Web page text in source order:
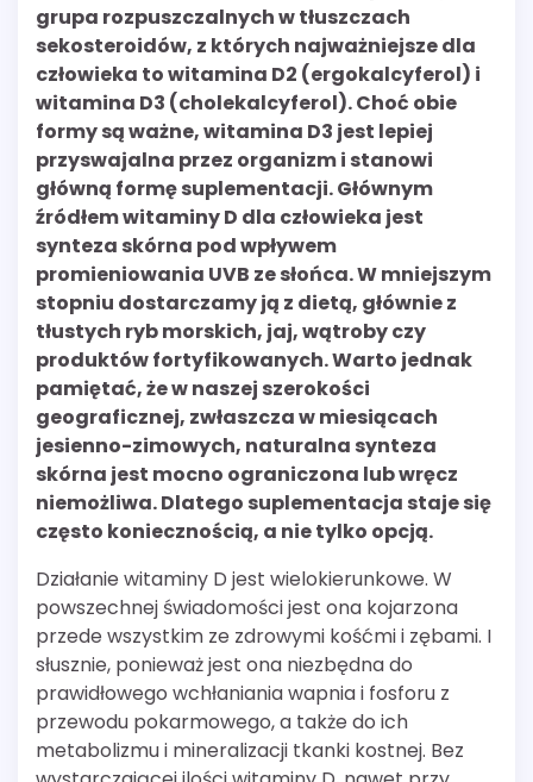
grupa rozpuszczalnych w tłuszczach
sekosteroidów, z których najważniejsze dla
człowieka to witamina D2 (ergokalcyferol) i
witamina D3 (cholekalcyferol). Choć obie
formy są ważne, witamina D3 jest lepiej
przyswajalna przez organizm i stanowi
główną formę suplementacji. Głównym
źródłem witaminy D dla człowieka jest
synteza skórna pod wpływem
promieniowania UVB ze słońca. W mniejszym
stopniu dostarczamy ją z dietą, głównie z
tłustych ryb morskich, jaj, wątroby czy
produktów fortyfikowanych. Warto jednak
pamiętać, że w naszej szerokości
geograficznej, zwłaszcza w miesiącach
jesienno-zimowych, naturalna synteza
skórna jest mocno ograniczona lub wręcz
niemożliwa. Dlatego suplementacja staje się
często koniecznością, a nie tylko opcją.
Działanie witaminy D jest wielokierunkowe. W
powszechnej świadomości jest ona kojarzona
przede wszystkim ze zdrowymi kośćmi i zębami. I
słusznie, ponieważ jest ona niezbędna do
prawidłowego wchłaniania wapnia i fosforu z
przewodu pokarmowego, a także do ich
metabolizmu i mineralizacji tkanki kostnej. Bez